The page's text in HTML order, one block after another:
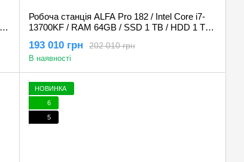
Робоча станція ALFA Pro 182 / Intel Core i7-
13700KF / RAM 64GB / SSD 1 TB / HDD 1 TB /
202 010 грн
193 010 грн
В наявності
НОВИНКА
6
5